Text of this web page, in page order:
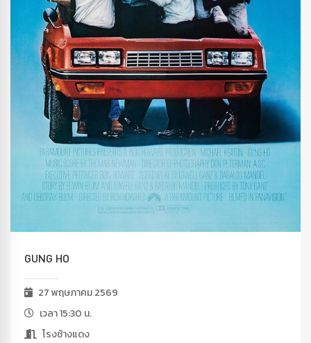
GUNG HO
27 พฤษภาคม 2569
เวลา 15:30 น.
โรงช้างแดง